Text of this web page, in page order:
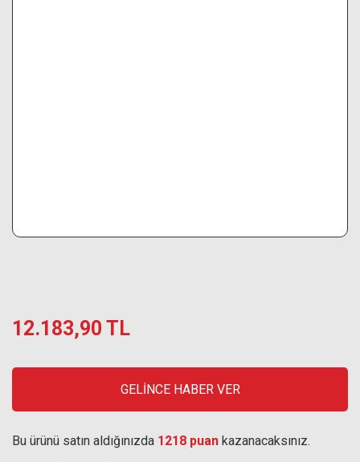
12.183,90 TL
GELİNCE HABER VER
Bu ürünü satın aldığınızda 1218 puan kazanacaksınız.